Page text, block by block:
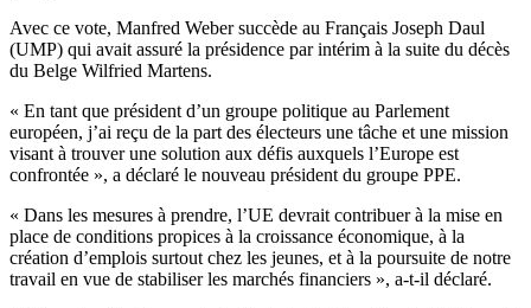
Avec ce vote, Manfred Weber succède au Français Joseph Daul
(UMP) qui avait assuré la présidence par intérim à la suite du décès
du Belge Wilfried Martens.
« En tant que président d’un groupe politique au Parlement
européen, j’ai reçu de la part des électeurs une tâche et une mission
visant à trouver une solution aux défis auxquels l’Europe est
confrontée », a déclaré le nouveau président du groupe PPE.
« Dans les mesures à prendre, l’UE devrait contribuer à la mise en
place de conditions propices à la croissance économique, à la
création d’emplois surtout chez les jeunes, et à la poursuite de notre
travail en vue de stabiliser les marchés financiers », a-t-il déclaré.